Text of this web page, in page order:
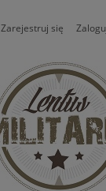
Zarejestruj się